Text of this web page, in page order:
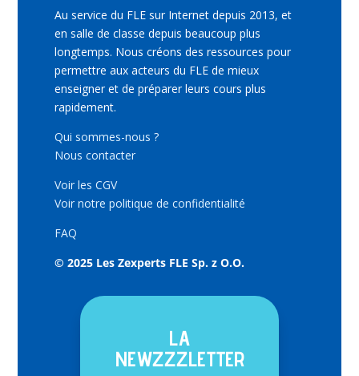
Au service du FLE sur Internet depuis 2013, et
en salle de classe depuis beaucoup plus
longtemps. Nous créons des ressources pour
permettre aux acteurs du FLE de mieux
enseigner et de préparer leurs cours plus
rapidement.
Qui sommes-nous ?
Nous contacter
Voir les CGV
Voir notre politique de confidentialité
FAQ
© 2025 Les Zexperts FLE Sp. z O.O.
LA
NEWZZZLETTER